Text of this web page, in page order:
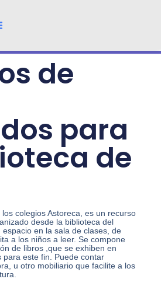
de
para
de
colegios Astoreca, es un recurso
desde la biblioteca del
en la sala de clases, de
a los niños a leer. Se compone
de libros ,que se exhiben en
para este fin. Puede contar
u otro mobiliario que facilite a los